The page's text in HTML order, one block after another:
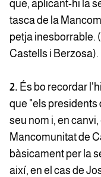
que, aplicant-hi la
tasca de la
petja inesborrable.
Castells i Berzosa).
2. És bo recordar
que "els presidents
seu nom i, en
Mancomunitat de
bàsicament per la
així, en el cas de